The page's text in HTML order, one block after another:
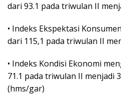
dari 93.1 pada triwulan II
• Indeks Ekspektasi
dari 115,1 pada triwulan II
• Indeks Kondisi Ekonomi
71.1 pada triwulan II menjadi
(hms/gar)